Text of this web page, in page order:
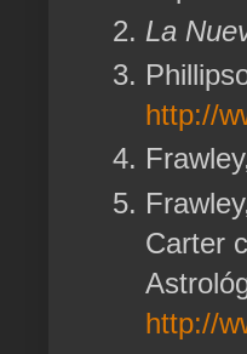
La
http://
Carter
http://